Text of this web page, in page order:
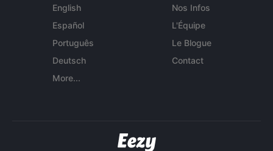
English
Español
Português
Deutsch
More...
Nos Infos
L'Équipe
Le Blogue
Contact